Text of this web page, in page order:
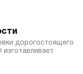
дорогостоящего